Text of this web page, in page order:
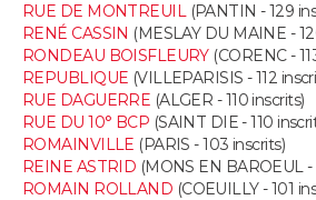
Bricolage
Lifestyle
Culture
Sport
Auto
Television
Voyage
Cinema
RUE DE MONTREUIL (PANTIN - 129
RENÉ CASSIN (MESLAY DU MAINE -
RONDEAU BOISFLEURY (CORENC -
REPUBLIQUE (VILLEPARISIS - 112
RUE DAGUERRE (ALGER - 110 inscrits)
RUE DU 10° BCP (SAINT DIE - 110
ROMAINVILLE (PARIS - 103 inscrits)
REINE ASTRID (MONS EN BAROEUL -
ROMAIN ROLLAND (COEUILLY - 101